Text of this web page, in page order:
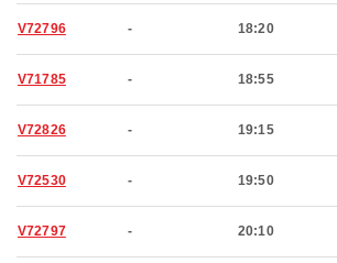
V72796 - 18:20
V71785 - 18:55
V72826 - 19:15
V72530 - 19:50
V72797 - 20:10